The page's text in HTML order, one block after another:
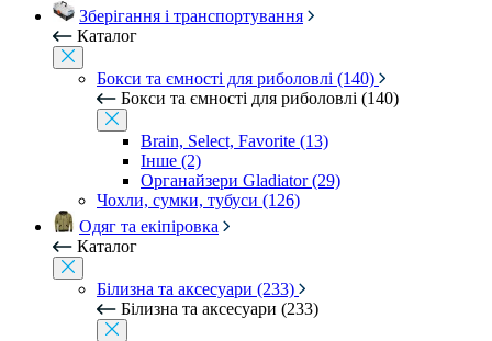
Зберігання і транспортування
Каталог
Бокси та ємності для риболовлі (140)
Бокси та ємності для риболовлі (140)
Brain, Select, Favorite (13)
Інше (2)
Органайзери Gladiator (29)
Чохли, сумки, тубуси (126)
Одяг та екіпіровка
Каталог
Білизна та аксесуари (233)
Білизна та аксесуари (233)